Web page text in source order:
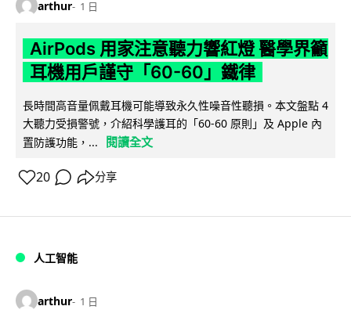
arthur 1 日
AirPods 用家注意聽力響紅燈 醫學界籲
耳機用戶謹守「60-60」鐵律
長時間高音量佩戴耳機可能導致永久性噪音性聽損。本文盤點 4
大聽力受損警號，介紹科學護耳的「60-60 原則」及 Apple 內
置防護功能，...
閱讀全文
20 分享
人工智能
arthur 1 日